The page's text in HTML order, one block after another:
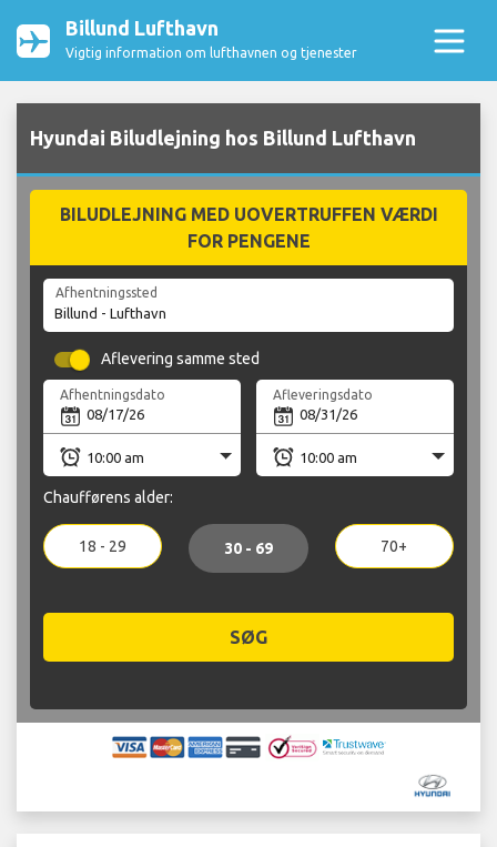
Billund Lufthavn
Vigtig information om lufthavnen og tjenester
Hyundai Biludlejning hos Billund Lufthavn
BILUDLEJNING MED UOVERTRUFFEN VÆRDI
FOR PENGENE
Afhentningssted
Aflevering samme sted
Afhentningsdato Afleveringsdato
Chaufførens alder:
18 - 29 30 - 69 70+
SØG